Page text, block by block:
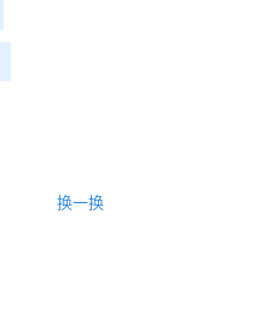
换一换